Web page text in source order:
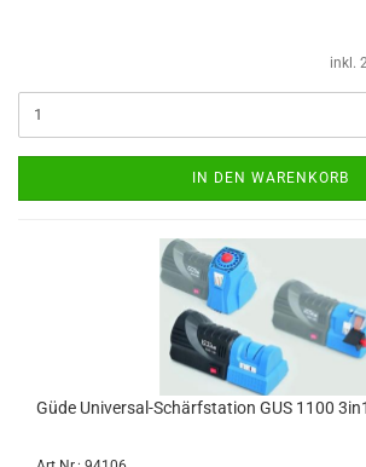
inkl.
IN DEN WARENKORB
Güde Universal-Schärfstation GUS 1100